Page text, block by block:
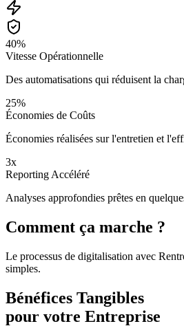
40%
Vitesse Opérationnelle
Des automatisations qui réduisent la
25%
Économies de Coûts
Économies réalisées sur l'entretien et
3x
Reporting Accéléré
Analyses approfondies prêtes en
Comment ça marche ?
Le processus de digitalisation avec
simples.
Bénéfices Tangibles
pour votre Entreprise